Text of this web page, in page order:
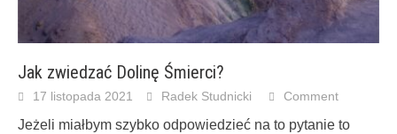
Jak zwiedzać Dolinę Śmierci?
17 listopada 2021 Radek Studnicki Comment
Jeżeli miałbym szybko odpowiedzieć na to pytanie to